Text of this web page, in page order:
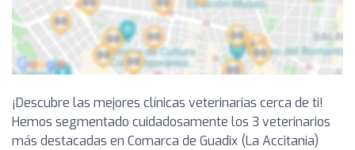
¡Descubre las mejores clínicas veterinarias cerca de ti!
Hemos segmentado cuidadosamente los 3 veterinarios
más destacadas en Comarca de Guadix (La Accitania)